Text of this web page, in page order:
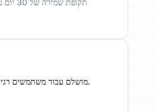
תקופת שמירה של 30 יום עבור קבצי מדיה
מושלם עבור משתמשים רגילים ומשימות יומיות.